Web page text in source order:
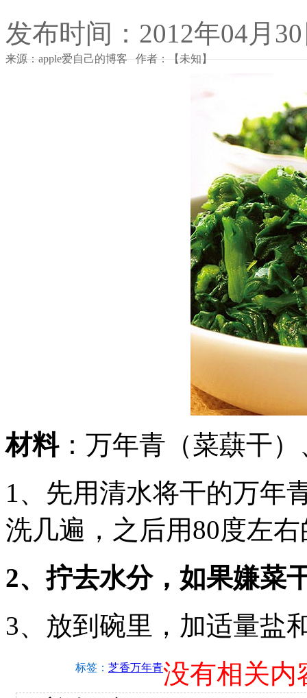
发布时间：2012年04月
来源：apple爱自己的博客 作者：【未知】
材料：万年青（菜蕻干
1、先用清水将干的万年
洗几遍，之后用80度左
2、拧去水分，如果嫌菜
3、放到碗里，加适量盐
标签： 芝香万年青没有相关内